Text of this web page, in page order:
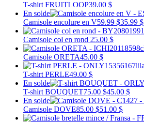
T-shirt FRUITLOOP39.00 $
En solde
Camisole encolure en V59.99 $35.99 $
Camisole col en rond 25.00 $
Camisole ORETA45.00 $
T-shirt PERLE49.00 $
En solde
T-shirt BOUQUET75.00 $45.00 $
En solde
Camisole DOVE85.00 $51.00 $